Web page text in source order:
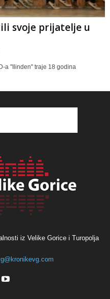
svoje prijatelje u
a ''Ilinden'' traje 18 godina
iz Velike Gorice i Turopolja